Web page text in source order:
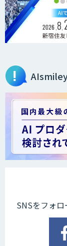
SNSをフォ